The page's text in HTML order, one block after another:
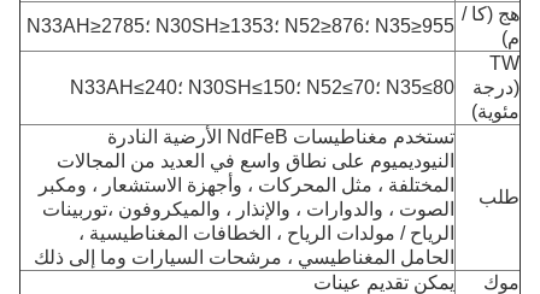
هج (كا /
م)
N35≥955 ؛N52≥876 ؛N30SH≥1353 ؛N33AH≥2785
TW
(درجة
مئوية)
N35≤80 ؛N52≤70 ؛N30SH≤150 ؛N33AH≤240
طلب
تستخدم مغناطيسات NdFeB الأرضية النادرة
النيوديميوم على نطاق واسع في العديد من المجالات
المختلفة ، مثل المحركات ، وأجهزة الاستشعار ، ومكبر
الصوت ، والدوارات ، والإنذار ، والميكروفون ، توربينات
الرياح / مولدات الرياح ، الخطافات المغناطيسية ،
الحامل المغناطيسي ، مرشحات السيارات وما إلى ذلك
موك
يمكن تقديم عينات